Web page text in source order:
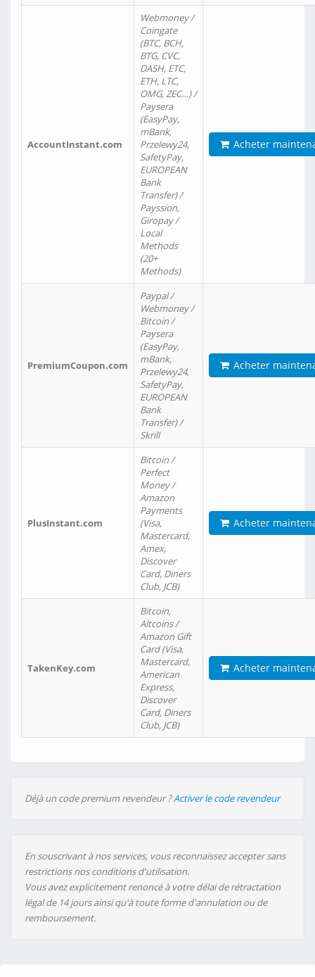
AccountInstant.com
Webmoney /
Coingate
(BTC, BCH,
BTG, CVC,
DASH, ETC,
ETH, LTC,
OMG, ZEC…) /
Paysera
(EasyPay,
mBank,
Przelewy24,
SafetyPay,
EUROPEAN
Bank
Transfer) /
Payssion,
Giropay /
Local
Methods
(20+
Methods)
Acheter
PremiumCoupon.com
Paypal /
Webmoney /
Bitcoin /
Paysera
(EasyPay,
mBank,
Przelewy24,
SafetyPay,
EUROPEAN
Bank
Transfer) /
Skrill
Acheter
PlusInstant.com
Bitcoin /
Perfect
Money /
Amazon
Payments
(Visa,
Mastercard,
Amex,
Discover
Card, Diners
Club, JCB)
Acheter
TakenKey.com
Bitcoin,
Altcoins /
Amazon Gift
Card (Visa,
Mastercard,
American
Express,
Discover
Card, Diners
Club, JCB)
Acheter
Déjà un code premium revendeur ?Activer le code revendeur
En souscrivant à nos services, vous reconnaissez accepter sans
restrictions nos conditions d'utilisation.
Vous avez explicitement renoncé à votre délai de rétractation
légal de 14 jours ainsi qu'à toute forme d'annulation ou de
remboursement.